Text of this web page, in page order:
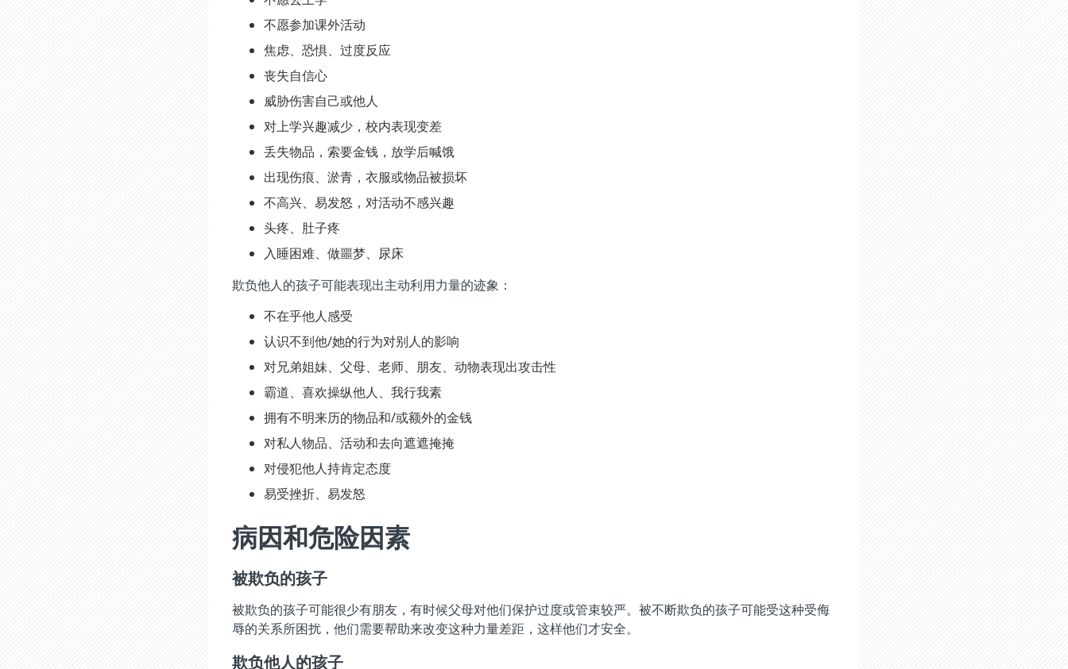
不愿参加课外活动
焦虑、恐惧、过度反应
丧失自信心
威胁伤害自己或他人
对上学兴趣减少，校内表现变差
丢失物品，索要金钱，放学后喊饿
出现伤痕、淤青，衣服或物品被损坏
不高兴、易发怒，对活动不感兴趣
头疼、肚子疼
入睡困难、做噩梦、尿床
欺负他人的孩子可能表现出主动利用力量的迹象：
不在乎他人感受
认识不到他/她的行为对别人的影响
对兄弟姐妹、父母、老师、朋友、动物表现出攻击性
霸道、喜欢操纵他人、我行我素
拥有不明来历的物品和/或额外的金钱
对私人物品、活动和去向遮遮掩掩
对侵犯他人持肯定态度
易受挫折、易发怒
病因和危险因素
被欺负的孩子
被欺负的孩子可能很少有朋友，有时候父母对他们保护过度或管束较严。被不断欺负的孩子可能受这种受侮
辱的关系所困扰，他们需要帮助来改变这种力量差距，这样他们才安全。
欺负他人的孩子